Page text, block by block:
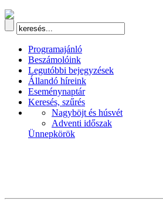
Programajánló
Beszámolóink
Legutóbbi bejegyzések
Állandó híreink
Eseménynaptár
Keresés, szűrés
Nagyböjt és húsvét
Adventi időszak
Ünnepkörök